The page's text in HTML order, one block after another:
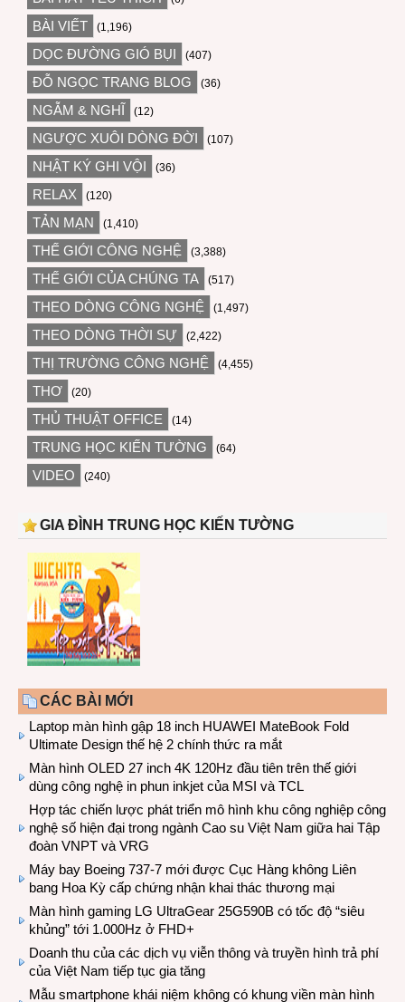
BÀI VIẾT (1,196)
DỌC ĐƯỜNG GIÓ BỤI (407)
ĐỖ NGỌC TRANG BLOG (36)
NGẪM & NGHĨ (12)
NGƯỢC XUÔI DÒNG ĐỜI (107)
NHẬT KÝ GHI VỘI (36)
RELAX (120)
TẢN MẠN (1,410)
THẾ GIỚI CÔNG NGHỆ (3,388)
THẾ GIỚI CỦA CHÚNG TA (517)
THEO DÒNG CÔNG NGHỆ (1,497)
THEO DÒNG THỜI SỰ (2,422)
THỊ TRƯỜNG CÔNG NGHỆ (4,455)
THƠ (20)
THỦ THUẬT OFFICE (14)
TRUNG HỌC KIẾN TƯỜNG (64)
VIDEO (240)
GIA ĐÌNH TRUNG HỌC KIẾN TƯỜNG
CÁC BÀI MỚI
Laptop màn hình gập 18 inch HUAWEI MateBook Fold
Ultimate Design thế hệ 2 chính thức ra mắt
Màn hình OLED 27 inch 4K 120Hz đầu tiên trên thế giới
dùng công nghệ in phun inkjet của MSI và TCL
Hợp tác chiến lược phát triển mô hình khu công nghiệp công
nghệ số hiện đại trong ngành Cao su Việt Nam giữa hai Tập
đoàn VNPT và VRG
Máy bay Boeing 737-7 mới được Cục Hàng không Liên
bang Hoa Kỳ cấp chứng nhận khai thác thương mại
Màn hình gaming LG UltraGear 25G590B có tốc độ “siêu
khủng” tới 1.000Hz ở FHD+
Doanh thu của các dịch vụ viễn thông và truyền hình trả phí
của Việt Nam tiếp tục gia tăng
Mẫu smartphone khái niệm không có khung viền màn hình